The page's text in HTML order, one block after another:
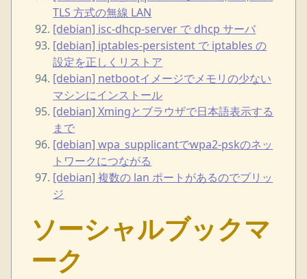
TLS 方式の無線 LAN
[debian] isc-dhcp-server で dhcp サーバ
[debian] iptables-persistent で iptables の
設定を正しくリストア
[debian] netbootイメージでメモリの少ない
マシンにインストール
[debian] Xmingとブラウザで日本語表示する
まで
[debian] wpa_supplicantでwpa2-pskのネッ
トワークにつながる
[debian] 複数の lan ポートがあるのでブリッ
ジ
ソーシャルブックマ
ーク